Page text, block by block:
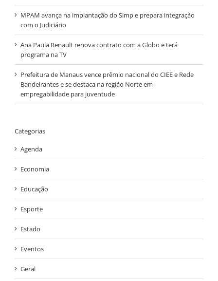
MPAM avança na implantação do Simp e prepara integração
com o Judiciário
Ana Paula Renault renova contrato com a Globo e terá
programa na TV
Prefeitura de Manaus vence prêmio nacional do CIEE e Rede
Bandeirantes e se destaca na região Norte em
empregabilidade para juventude
Categorias
Agenda
Economia
Educação
Esporte
Estado
Eventos
Geral